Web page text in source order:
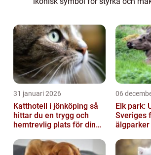
fascinerande historia och har
31 januari 2026
Katthotell i jönköping så
hittar du en trygg och
hemtrevlig plats för din
06
Elk park:
Sveriges
älgparker